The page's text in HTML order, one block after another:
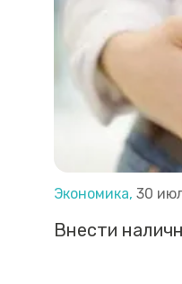
Экономика, 30
Внести